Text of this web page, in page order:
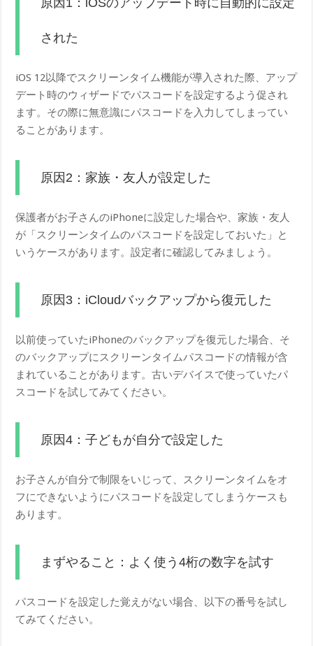
された
iOS 12以降でスクリーンタイム機能が導入された際、アップ
デート時のウィザードでパスコードを設定するよう促され
ます。その際に無意識にパスコードを入力してしまってい
ることがあります。
原因2：家族・友人が設定した
保護者がお子さんのiPhoneに設定した場合や、家族・友人
が「スクリーンタイムのパスコードを設定しておいた」と
いうケースがあります。設定者に確認してみましょう。
原因3：iCloudバックアップから復元した
以前使っていたiPhoneのバックアップを復元した場合、そ
のバックアップにスクリーンタイムパスコードの情報が含
まれていることがあります。古いデバイスで使っていたパ
スコードを試してみてください。
原因4：子どもが自分で設定した
お子さんが自分で制限をいじって、スクリーンタイムをオ
フにできないようにパスコードを設定してしまうケースも
あります。
まずやること：よく使う4桁の数字を試す
パスコードを設定した覚えがない場合、以下の番号を試し
てみてください。